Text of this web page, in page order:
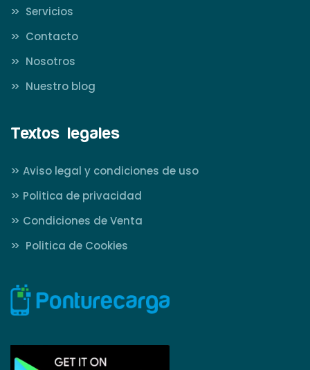
>>
Servicios
>>
Contacto
>>
Nosotros
>>
Nuestro blog
Textos legales
>> Aviso legal y condiciones de uso
>> Politica de privacidad
>> Condiciones de Venta
>>
Politica de Cookies